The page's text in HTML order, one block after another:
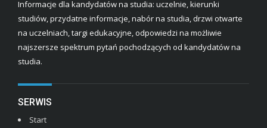
Informacje dla kandydatów na studia: uczelnie, kierunki
studiów, przydatne informacje, nabór na studia, drzwi otwarte
na uczelniach, targi edukacyjne, odpowiedzi na możliwie
najszersze spektrum pytań pochodzących od kandydatów na
studia.
SERWIS
Start